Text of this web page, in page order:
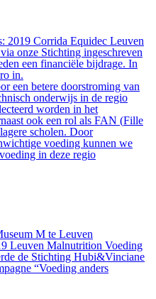
2019 Corrida Equidec Leuven
onze Stichting ingeschreven
een financiële bijdrage. In
in.
een betere doorstroming van
onderwijs in de regio
worden in het
ook een rol als FAN (Fille
scholen. Door
voeding kunnen we
in deze regio
M te Leuven
Leuven Malnutrition Voeding
de Stichting Hubi&Vinciane
“Voeding anders